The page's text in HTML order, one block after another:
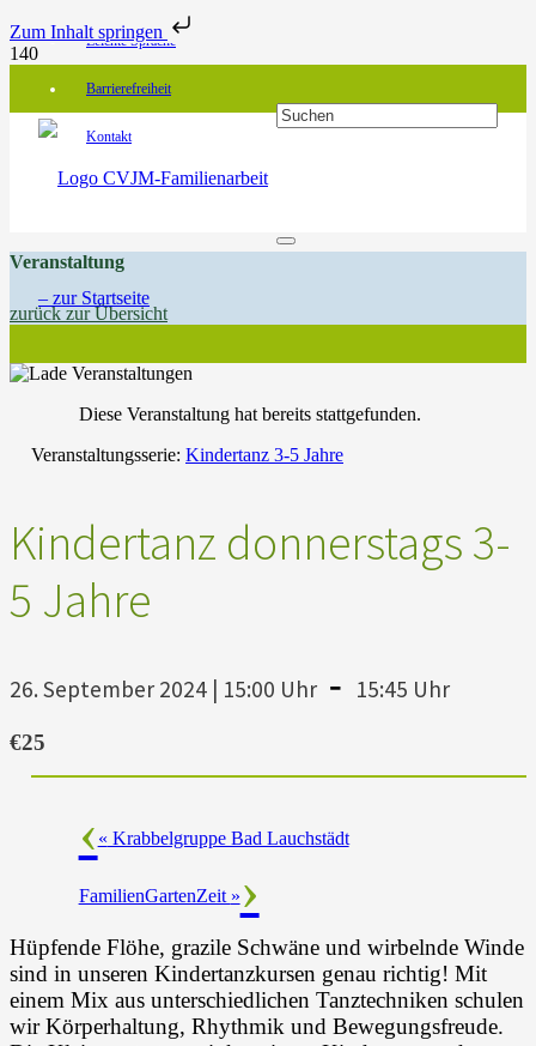
Zum Inhalt springen
Leichte Sprache
Barrierefreiheit
Kontakt
Veranstaltung
zurück zur Übersicht
Diese Veranstaltung hat bereits stattgefunden.
Veranstaltungsserie: Kindertanz 3-5 Jahre
Kindertanz donnerstags 3-
5 Jahre
26. September 2024 | 15:00 Uhr - 15:45 Uhr
€25
« Krabbelgruppe Bad Lauchstädt
FamilienGartenZeit »
Hüpfende Flöhe, grazile Schwäne und wirbelnde Winde
sind in unseren Kindertanzkursen genau richtig! Mit
einem Mix aus unterschiedlichen Tanztechniken schulen
wir Körperhaltung, Rhythmik und Bewegungsfreude.